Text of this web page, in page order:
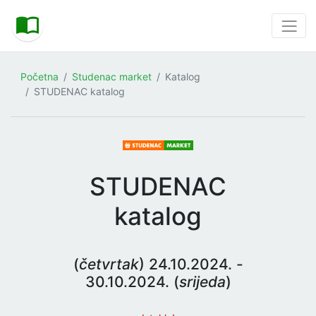
Početna Studenac market
Katalog
STUDENAC katalog
STUDENAC
katalog
(četvrtak) 24.10.2024. -
30.10.2024. (srijeda)